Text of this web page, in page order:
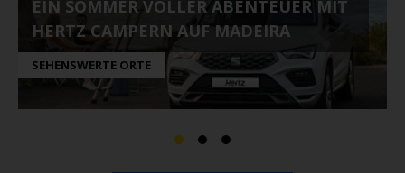
EIN SOMMER VOLLER ABENTEUER MIT
HERTZ CAMPERN AUF MADEIRA
SEHENSWERTE ORTE